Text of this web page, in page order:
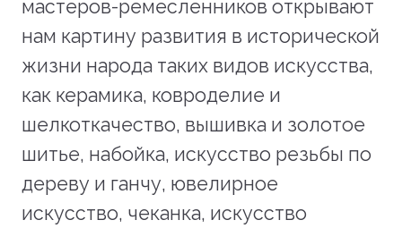
мастеров-ремесленников открывают
нам картину развития в исторической
жизни народа таких видов искусства,
как керамика, ковроделие и
шелкоткачество, вышивка и золотое
шитье, набойка, искусство резьбы по
дереву и ганчу, ювелирное
искусство, чеканка, искусство